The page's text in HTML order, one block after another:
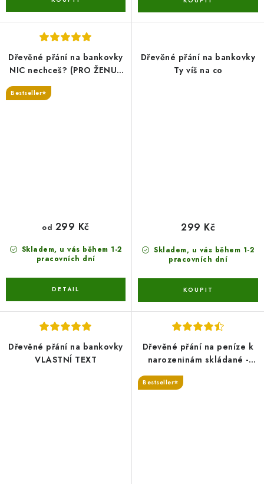
Dřevěné přání na bankovky
NIC nechceš? (PRO ŽENU/
PRO MUŽE/MNOŽNÉ ČÍSLO)
Bestseller⭐
Skladem, u vás během 1-2
pracovních dní
od 299 Kč
Dřevěné přání na bankovky
Ty víš na co
Skladem, u vás během 1-2
pracovních dní
299 Kč
Dřevěné přání na bankovky
VLASTNÍ TEXT
Dřevěné přání na peníze k
narozeninám skládané -
více variant jubileií
Bestseller⭐